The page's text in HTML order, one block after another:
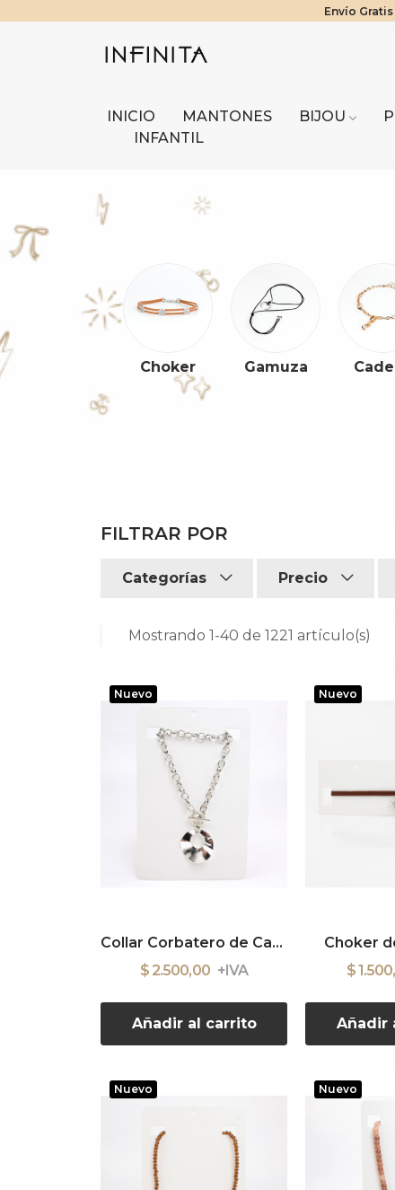
Envío
INICIO MANTONES BIJOU
INFANTIL
Choker Gamuza
FILTRAR POR
Categorías Precio
Mostrando 1-40 de 1221 artículo(s)
Nuevo
Collar Corbatero de Cadena
$ 2.500,00
Añadir al carrito
Nuevo
Choker
$
Añadir
Nuevo Nuevo